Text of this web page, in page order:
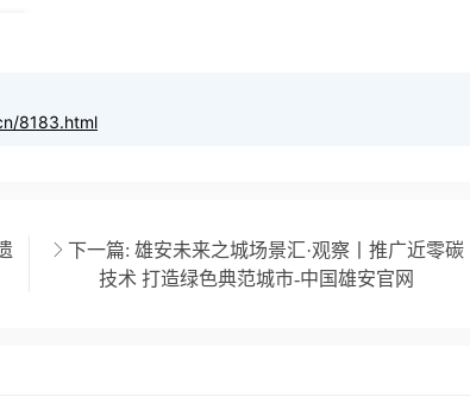
8183.html
下一篇: 雄安未来之城场景汇·观察丨推广近零碳
技术 打造绿色典范城市-中国雄安官网